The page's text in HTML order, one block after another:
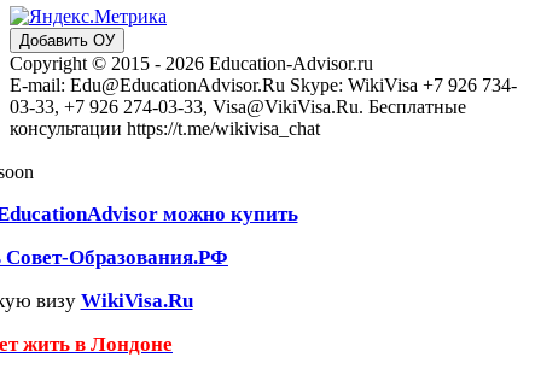
Добавить ОУ
Copyright © 2015 - 2026 Education-Advisor.ru
E-mail: Edu@EducationAdvisor.Ru Skype: WikiVisa +7 926 734-
03-33, +7 926 274-03-33, Visa@VikiVisa.Ru. Бесплатные
консультации https://t.me/wikivisa_chat
можно купить
Совет-Образования.РФ
визу WikiVisa.Ru
жить в Лондоне